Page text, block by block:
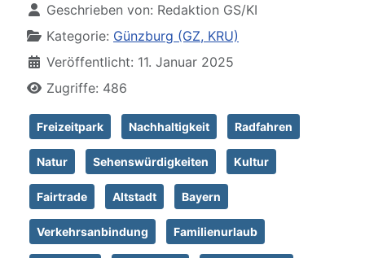
Geschrieben von: Redaktion GS/KI
Kategorie: Günzburg (GZ, KRU)
Veröffentlicht: 11. Januar 2025
Zugriffe: 486
Freizeitpark Nachhaltigkeit Radfahren
Natur Sehenswürdigkeiten Kultur
Fairtrade Altstadt Bayern
Verkehrsanbindung Familienurlaub